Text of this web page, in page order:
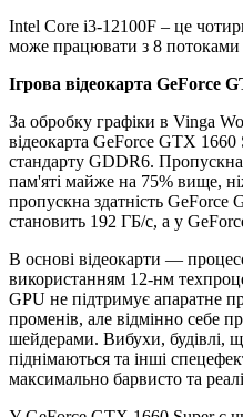
Intel Core i3-12100F – це
може працювати з 8
Ігрова відеокарта GeForce
За обробку графіки в Vinga
відеокарта GeForce GTX 1660
стандарту GDDR6. Пропускна
пам'яті майже на 75% вище,
пропускна здатність
становить 192 ГБ/c, а у
В основі відеокарти —
використанням 12-нм
GPU не підтримує апаратне
променів, але відмінно себе
шейдерами. Вибухи, будівлі,
піднімаються та інші
максимально барвисто та